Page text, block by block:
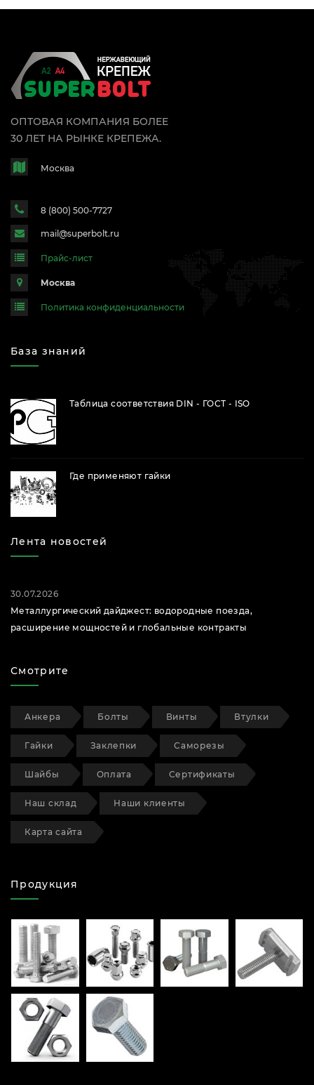
ОПТОВАЯ КОМПАНИЯ БОЛЕЕ
30 ЛЕТ НА РЫНКЕ КРЕПЕЖА.
Москва
8 (800) 500-7727
mail@superbolt.ru
Прайс-лист
Москва
Политика конфиденциальности
База знаний
Таблица соответствия DIN - ГОСТ - ISO
Где применяют гайки
Лента новостей
30.07.2026
Металлургический дайджест: водородные поезда,
расширение мощностей и глобальные контракты
Смотрите
Анкера Болты Винты Втулки
Гайки Заклепки Саморезы
Шайбы Оплата Сертификаты
Наш склад Наши клиенты
Карта сайта
Продукция